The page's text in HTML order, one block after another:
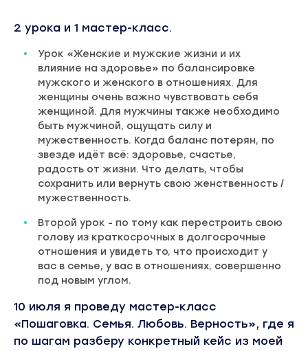
2 урока и 1 мастер-класс.
Урок «Женские и мужские жизни и их
влияние на здоровье» по балансировке
мужского и женского в отношениях. Для
женщины очень важно чувствовать себя
женщиной. Для мужчины также необходимо
быть мужчиной, ощущать силу и
мужественность. Когда баланс потерян, по
звезде идёт всё: здоровье, счастье,
радость от жизни. Что делать, чтобы
сохранить или вернуть свою женственность /
мужественность.
Второй урок - по тому как перестроить свою
голову из краткосрочных в долгосрочные
отношения и увидеть то, что происходит у
вас в семье, у вас в отношениях, совершенно
под новым углом.
10 июля я проведу мастер-класс
«Пошаговка. Семья. Любовь. Верность», где я
по шагам разберу конкретный кейс из моей